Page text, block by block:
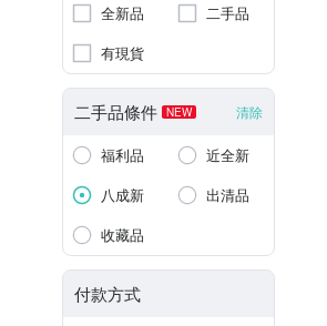
全新品
二手品
有現貨
二手品條件 NEW 清除
福利品
近全新
八成新
出清品
收藏品
付款方式